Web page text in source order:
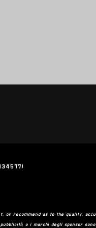
or recommend as to the quality,
o i marchi degli sponsor